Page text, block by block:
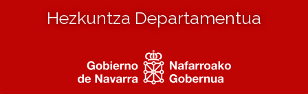
Hezkuntza Departamentua